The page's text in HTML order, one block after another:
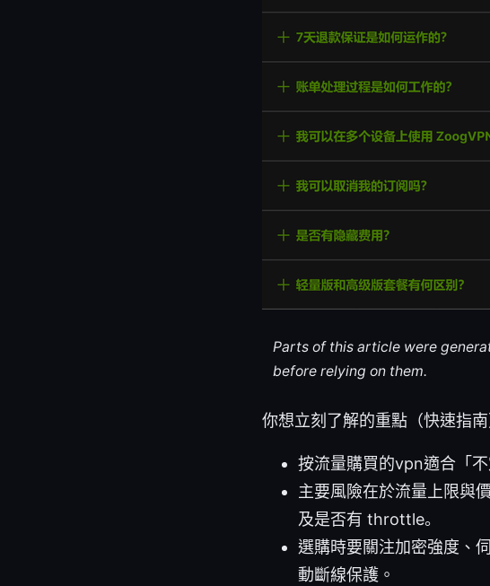
Parts of this article were
before relying on them.
你想立刻了解的重點（快速指南
按流量購買的vpn適合「
主要風險在於流量上限與
及是否有 throttle。
選購時要關注加密強度、
動斷線保護。